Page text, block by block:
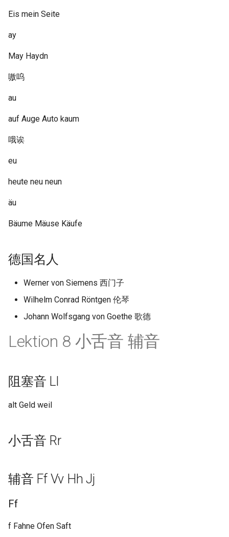
Eis mein Seite
ay
May Haydn
嗷呜
au
auf Auge Auto kaum
哦诶
eu
heute neu neun
äu
Bäume Mäuse Käufe
德国名人
Werner von Siemens 西门子
Wilhelm Conrad Röntgen 伦琴
Johann Wolfsgang von Goethe 歌德
Lektion 8 小舌音 辅音
阻塞音 Ll
alt Geld weil
小舌音 Rr
辅音 Ff Vv Hh Jj
Ff
f Fahne Ofen Saft